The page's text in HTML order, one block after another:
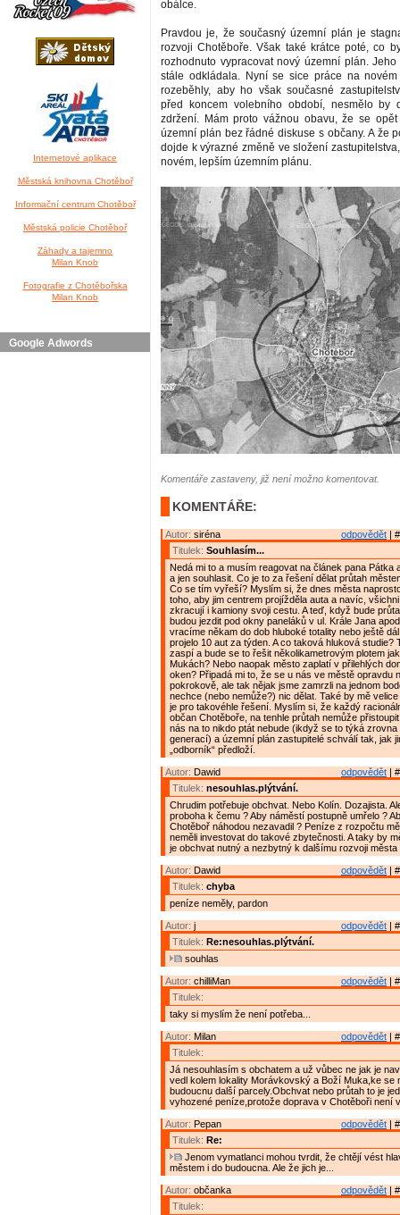
Internetové aplikace
Městská knihovna Chotěboř
Informační centrum Chotěboř
Městská policie Chotěboř
Záhady a tajemno
Milan Knob
Fotografie z Chotěbořska
Milan Knob
Google Adwords
obálce.
Pravdou je, že současný územní plán je
rozvoji Chotěboře. Však také krátce poté, co
rozhodnuto vypracovat nový územní plán.
stále odkládala. Nyní se sice práce na
rozeběhly, aby ho však současné
před koncem volebního období, nesmělo by
zdržení. Mám proto vážnou obavu, že se
územní plán bez řádné diskuse s občany. A že
dojde k výrazné změně ve složení
novém, lepším územním plánu.
Komentáře zastaveny, již není možno komentovat.
KOMENTÁŘE:
odpovědět |
Autor: siréna
Titulek: Souhlasím...
Nedá mi to a musím reagovat na článek pana Pátka
a jen souhlasit. Co je to za řešení dělat průtah
Co se tím vyřeší? Myslím si, že dnes města
toho, aby jim centrem projížděla auta a navíc,
zkracují i kamiony svoji cestu. A teď, když bude
budou jezdit pod okny paneláků v ul. Krále Jana
vracíme někam do dob hluboké totality nebo ještě
projelo 10 aut za týden. A co taková hluková studie?
zaspí a bude se to řešit několikametrovým plotem
Mukách? Nebo naopak město zaplatí v přilehlých
oken? Připadá mi to, že se u nás ve městě opravdu
pokrokově, ale tak nějak jsme zamrzli na jednom
nechce (nebo nemůže?) nic dělat. Také by mě
je pro takovéhle řešení. Myslím si, že každý
občan Chotěboře, na tenhle průtah nemůže
nás na to nikdo ptát nebude (ikdyž se to týká
generací) a územní plán zastupitelé schválí tak, jak
„odborník“ předloží.
odpovědět |
Autor: Dawid
Titulek: nesouhlas.plýtvání.
Chrudim potřebuje obchvat. Nebo Kolín. Dozajista.
proboha k čemu ? Aby náměstí postupně umřelo ?
Chotěboř náhodou nezavadil ? Peníze z rozpočtu
neměli investovat do takové zbytečnosti. A taky by
je obchvat nutný a nezbytný k dalšímu rozvoji města
odpovědět |
Autor: Dawid
Titulek: chyba
peníze neměly, pardon
odpovědět |
Autor: j
Titulek: Re:nesouhlas.plýtvání.
souhlas
odpovědět |
Autor: chilliMan
Titulek:
taky si myslím že není potřeba...
odpovědět |
Autor: Milan
Titulek:
Já nesouhlasím s obchatem a už vůbec ne jak je
vedl kolem lokality Morávkovský a Boží Muka,ke se
budoucnu další parcely.Obchvat nebo průtah to je
vyhozené peníze,protože doprava v Chotěboři není
odpovědět |
Autor: Pepan
Titulek: Re:
Jenom vymatlanci mohou tvrdit, že chtějí vést
městem i do budoucna. Ale že jich je...
odpovědět |
Autor: občanka
Titulek: